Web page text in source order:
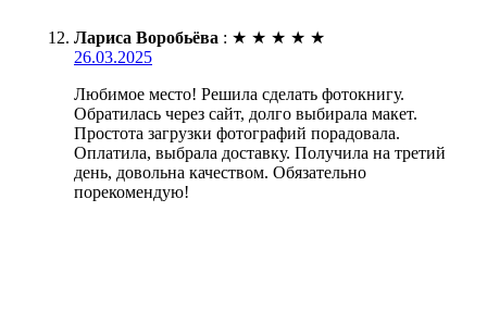
Лариса Воробьёва : ★ ★ ★ ★ ★
26.03.2025
Любимое место! Решила сделать фотокнигу.
Обратилась через сайт, долго выбирала макет.
Простота загрузки фотографий порадовала.
Оплатила, выбрала доставку. Получила на третий
день, довольна качеством. Обязательно
порекомендую!